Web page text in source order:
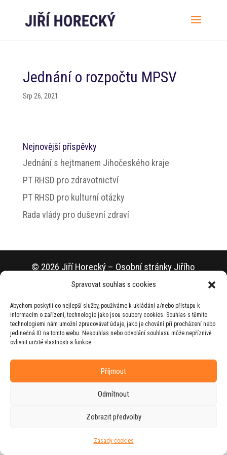
Spravovat souhlas s cookies
Abychom poskytli co nejlepší služby, používáme k ukládání a/nebo přístupu k
informacím o zařízení, technologie jako jsou soubory cookies. Souhlas s těmito
technologiemi nám umožní zpracovávat údaje, jako je chování při procházení nebo
jedinečná ID na tomto webu. Nesouhlas nebo odvolání souhlasu může nepříznivě
ovlivnit určité vlastnosti a funkce.
Příjmout
Odmítnout
Zobrazit předvolby
Zásady cookies
Jednání o rozpočtu MPSV
Srp 26, 2021
Nejnovější příspěvky
Jednání s hejtmanem Jihočeského kraje
PT RHSD pro zdravotnictví
PT RHSD pro kulturní otázky
Rada vlády pro duševní zdraví
© 2026 Jiří Horecký – Osobní stránky Jiřího
Horeckého
agenturouZEST BRAND.